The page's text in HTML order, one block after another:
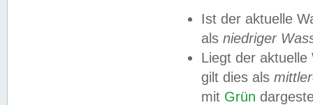
Ist der aktuelle
als niedriger
Liegt der
gilt dies als
mit Grün